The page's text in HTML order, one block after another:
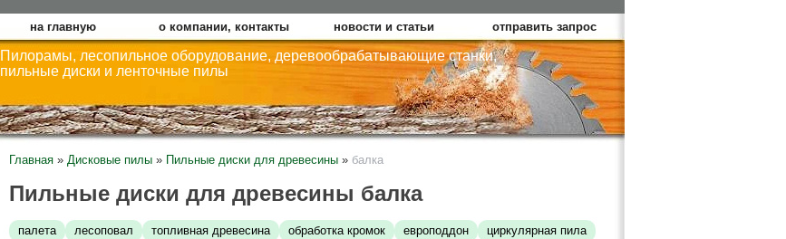
на главную о компании, контакты новости и статьи отправить запрос
Пилорамы, лесопильное оборудование, деревообрабатывающие станки,
пильные диски и ленточные пилы
Главная » Дисковые пилы » Пильные диски для древесины » балка
Пильные диски для древесины балка
палета лесоповал топливная древесина обработка кромок европоддон
циркулярная пила